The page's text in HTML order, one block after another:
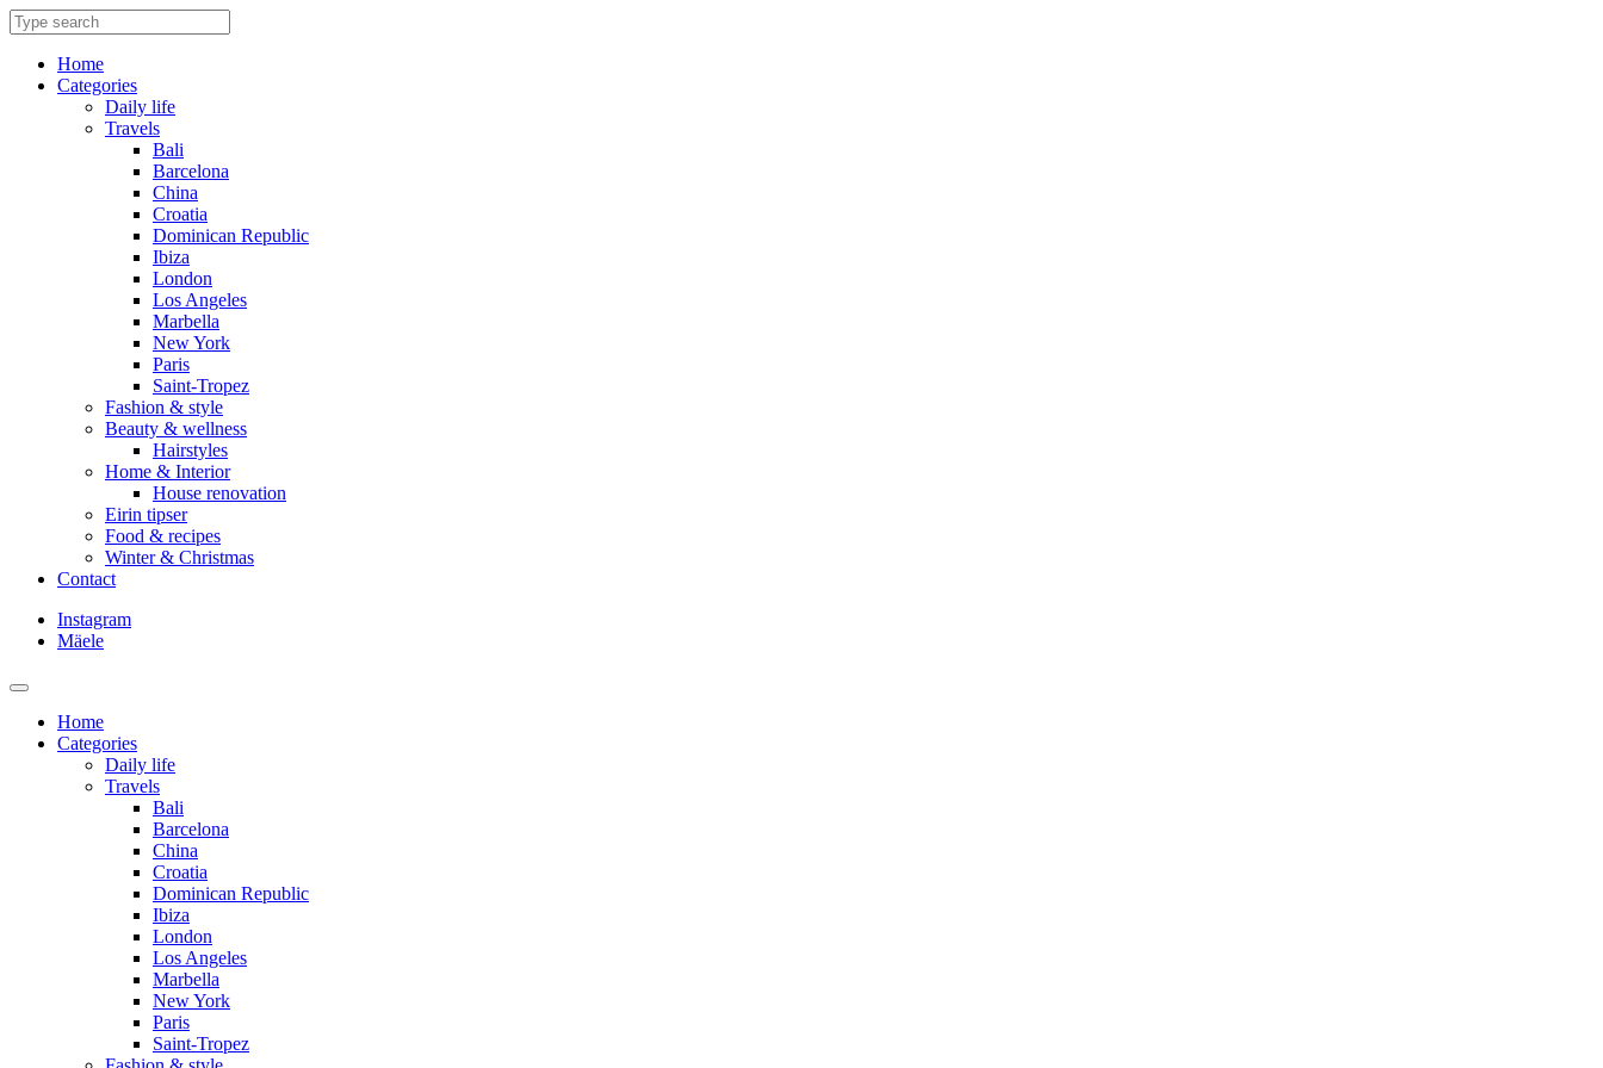
Skip
to
contentHome
Categories
Daily life
Travels
Bali
Barcelona
China
Croatia
Dominican Republic
Ibiza
London
Los Angeles
Marbella
New York
Paris
Saint-Tropez
Fashion & style
Beauty & wellness
Hairstyles
Home & Interior
House renovation
Eirin tipser
Food & recipes
Winter & Christmas
Contact
Instagram
Mäele
Home
Categories
Daily life
Travels
Bali
Barcelona
China
Croatia
Dominican Republic
Ibiza
London
Los Angeles
Marbella
New York
Paris
Saint-Tropez